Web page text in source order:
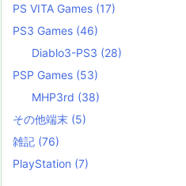
PS VITA Games (17)
PS3 Games (46)
Diablo3-PS3 (28)
PSP Games (53)
MHP3rd (38)
その他端末 (5)
雑記 (76)
PlayStation (7)